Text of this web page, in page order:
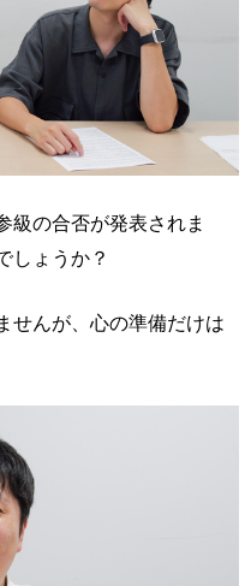
の合否が発表されま
しょうか？
せんが、心の準備だけは